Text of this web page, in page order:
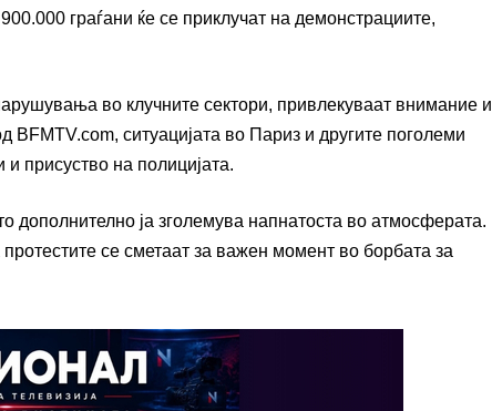
граѓани ќе се приклучат на демонстрациите,
во клучните сектори, привлекуваат внимание и
ситуацијата во Париз и другите поголеми
присуство на полицијата.
дополнително ја зголемува напнатоста во атмосферата.
се сметаат за важен момент во борбата за